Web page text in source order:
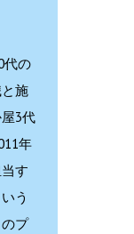
代の
施
3代
年
す
う
プ